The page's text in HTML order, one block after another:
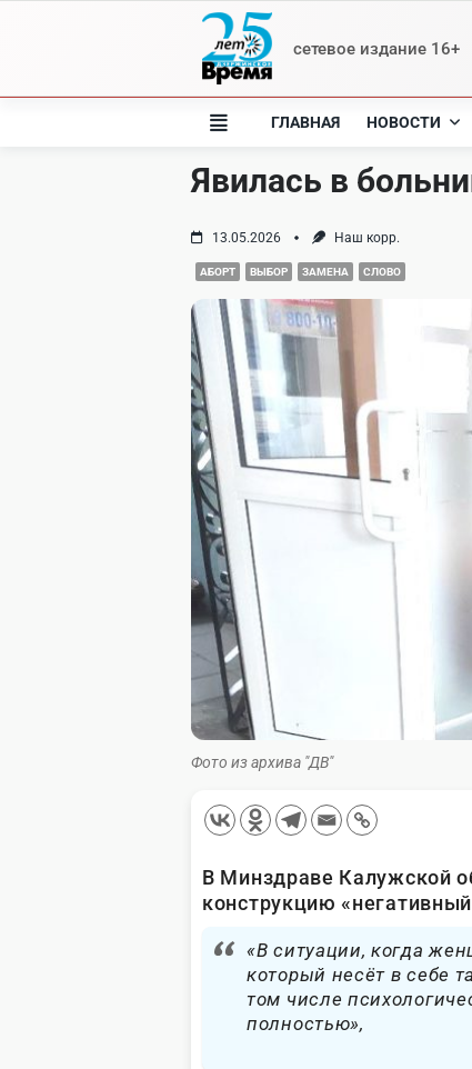
сетевое издание 16+
ГЛАВНАЯ НОВОСТИ
Явилась в
13.05.2026 Наш корр.
АБОРТ ВЫБОР ЗАМЕНА СЛОВО
Фото из архива "ДВ"
В Минздраве Калужской
конструкцию
«В ситуации, когда
который несёт в себе
том числе
полностью»,